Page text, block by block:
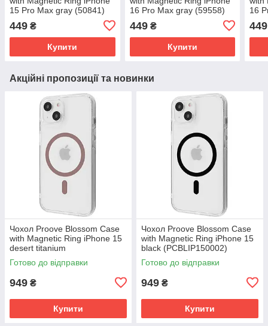
15 Pro Max gray (50841)
449 ₴
Купити
16 Pro Max gray (59558)
449₴
Купити
16
449
Акційні пропозиції та новинки
Чохол Proove Blossom Case
with Magnetic Ring iPhone 15
desert titanium
(PCBLIP150033)
Готово до відправки
949 ₴
Купити
Чохол Proove Blossom Case
with Magnetic Ring iPhone 15
black (PCBLIP150002)
Готово до відправки
949 ₴
Купити